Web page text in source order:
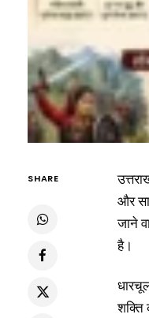
SHARE
और
जाने
है।
शक्ति